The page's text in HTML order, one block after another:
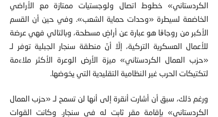
الكردستاني» خطوط اتصال ولوجستيات ممتازة مع الأراضي
الخاضعة لسيطرة «وحدات حماية الشعب». وفي حين أن القسم
الأكبر من روجاڨا هو عبارة عن أراضٍ مسطحة، وبالتالي فهي عرضة
للأعمال العسكرية التركية، إلّا أنّ منطقة سنجار الجبلية توفر لـ
«حزب العمال الكردستاني» ميزة الأرض الوعرة الأكثر ملاءمة
لتكتيكات الحرب غير النظامية التقليدية التي يخوضها.
ورغم ذلك، سبق أن أشارت أنقرة إلى أنها لن تسمح لـ «حزب العمال
الكردستاني» بإقامة مقر ثابت له في سنجار. وكانت القوات